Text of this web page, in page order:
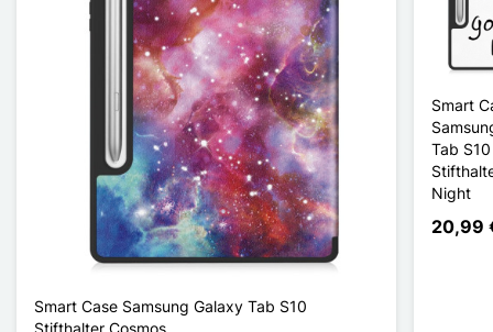
Smart Case Samsung Galaxy Tab S10
Stifthalter Cosmos
Smart
Tab
Night
20,99